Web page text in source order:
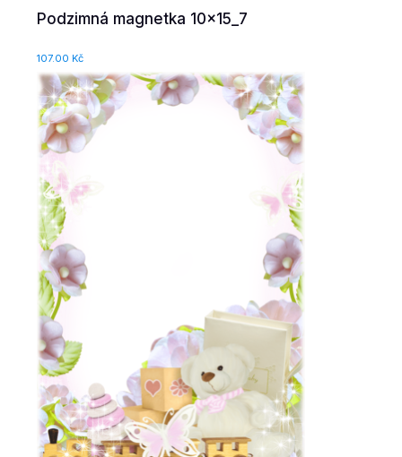
Podzimná magnetka 10x15_7
107.00 Kč